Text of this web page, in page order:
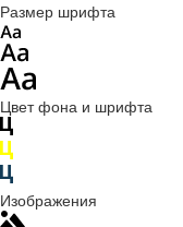
Размер шрифта
Цвет фона и шрифта
Изображения